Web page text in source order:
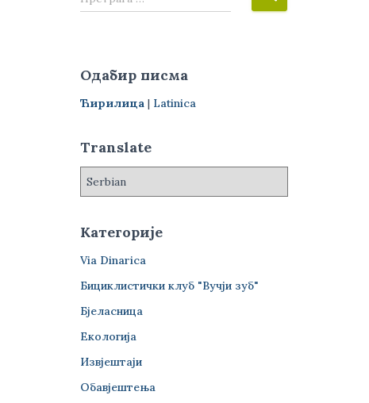
р
а
г
а
:
Одабир писма
Ћирилица | Latinica
Translate
Категорије
Via Dinarica
Бициклистички клуб "Вучји зуб"
Бјеласница
Екологија
Извјештаји
Обавјештења